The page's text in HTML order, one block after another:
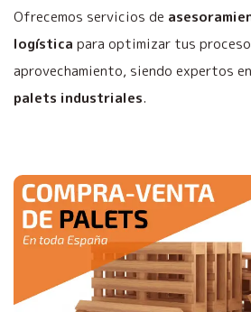
Ofrecemos servicios de
logística para optimizar tus
aprovechamiento, siendo expertos en
palets industriales.